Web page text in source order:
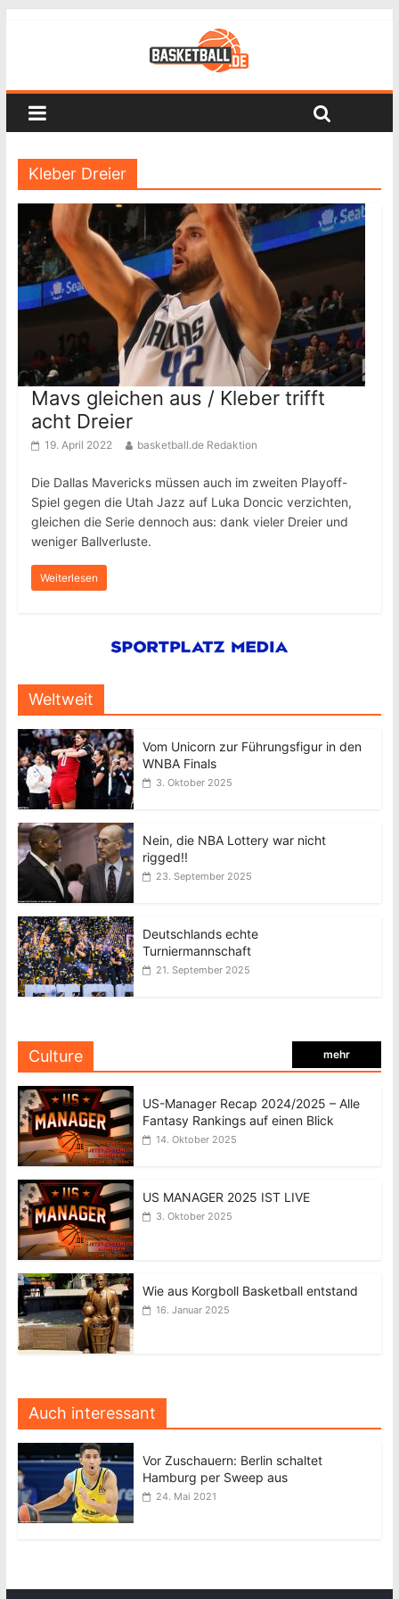
Kleber Dreier
Mavs gleichen aus / Kleber trifft
acht Dreier
19. April 2022 basketball.de Redaktion
Die Dallas Mavericks müssen auch im zweiten Playoff-
Spiel gegen die Utah Jazz auf Luka Doncic verzichten,
gleichen die Serie dennoch aus: dank vieler Dreier und
weniger Ballverluste.
Weiterlesen
Weltweit
Vom Unicorn zur Führungsfigur in den
WNBA Finals
3. Oktober 2025
Nein, die NBA Lottery war nicht
rigged!!
23. September 2025
Deutschlands echte
Turniermannschaft
21. September 2025
Culture mehr
US-Manager Recap 2024/2025 – Alle
Fantasy Rankings auf einen Blick
14. Oktober 2025
US MANAGER 2025 IST LIVE
3. Oktober 2025
Wie aus Korgboll Basketball entstand
16. Januar 2025
Auch interessant
Vor Zuschauern: Berlin schaltet
Hamburg per Sweep aus
24. Mai 2021